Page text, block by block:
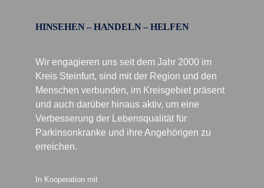
HINSEHEN – HANDELN – HELFEN
Wir engagieren uns seit dem Jahr 2000 im
Kreis Steinfurt, sind mit der Region und den
Menschen verbunden, im Kreisgebiet präsent
und auch darüber hinaus aktiv, um eine
Verbesserung der Lebensqualität für
Parkinsonkranke und ihre Angehörigen zu
erreichen.
In Kooperation mit